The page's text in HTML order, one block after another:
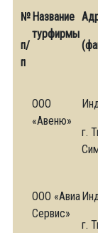
№
п/
п
Название
турфирмы
ООО
«Авеню»
г.
ООО «Авиа
Сервис»
г.